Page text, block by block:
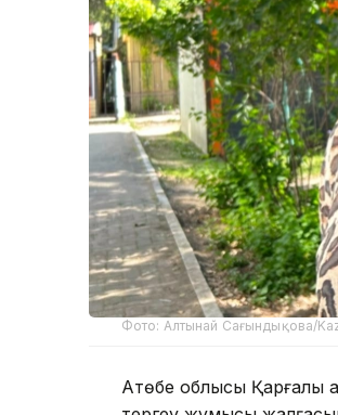
Фото: Алтынай Сағындықова/
Ақтөбе облысы Қарғалы